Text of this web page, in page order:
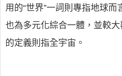
用的“世界”一詞則專指地球而
也為多元化綜合一體，並較
的定義則指全宇宙。